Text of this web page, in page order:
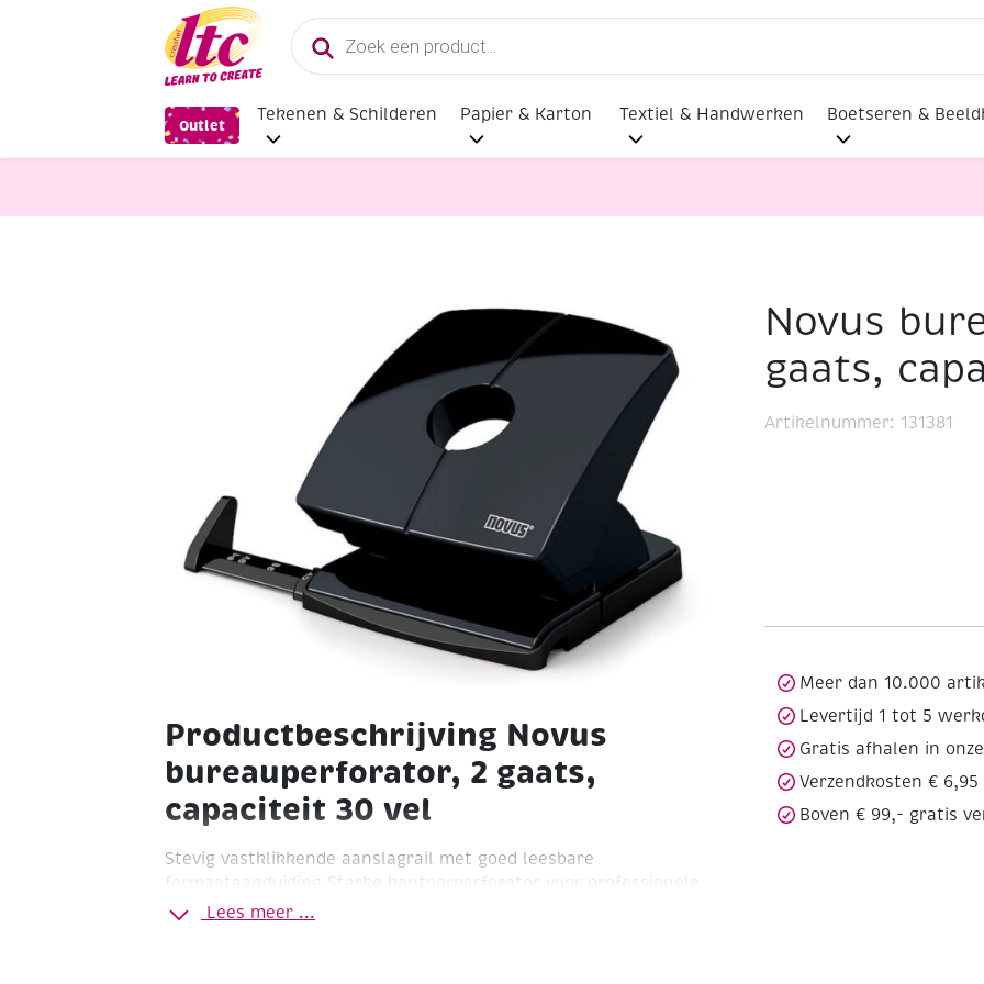
Producten
zoeken
Outlet
Tekenen & Schilderen Papier & Karton Textiel & Handwerken Boetseren &
Novus bureauperforator, 2 gaats, capaciteit 30 vel
Productbeschrijving Novus
bureauperforator, 2 gaats,
capaciteit 30 vel
Stevig vastklikkende aanslagrail met goed leesbare
formaataanduiding Sterke kantoorperforator voor professionele
toepassingenHet maximum aantal vellen papier met een dikte
Lees meer ...
Novus
gaats,
Artikelnummer: 131381
Meer dan 10.000
Levertijd 1 tot 5
Gratis afhalen in
Verzendkosten € 6,95
Boven € 99,- gratis